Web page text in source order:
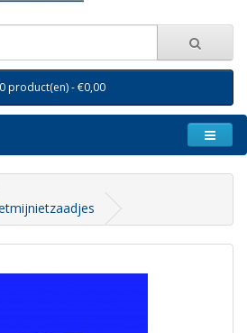
0 product(en) - €0,00